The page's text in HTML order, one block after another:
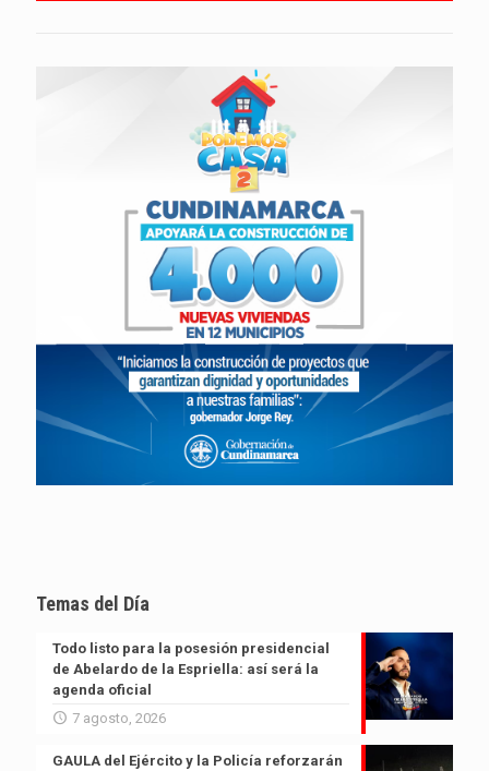
Temas del Día
Todo listo para la posesión presidencial
de Abelardo de la Espriella: así será la
agenda oficial
7 agosto, 2026
GAULA del Ejército y la Policía reforzarán